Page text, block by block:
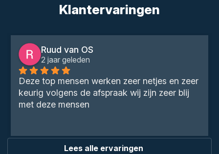
Klantervaringen
Ruud van OS
2 jaar geleden
Deze top mensen werken zeer netjes en zeer
keurig volgens de afspraak wij zijn zeer blij
met deze mensen
Lees alle ervaringen